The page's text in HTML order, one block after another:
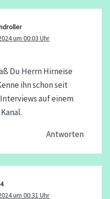
um 00:03 Uhr
Du Herrn Hirneise
ihn schon seit
auf einem
Antworten
um 00:31 Uhr